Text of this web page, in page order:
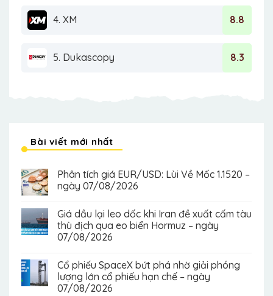
4. XM 8.8
5. Dukascopy 8.3
Bài viết mới nhất
Phân tích giá EUR/USD: Lùi Về Mốc 1.1520 –
ngày 07/08/2026
Giá dầu lại leo dốc khi Iran đề xuất cấm tàu
thù địch qua eo biển Hormuz – ngày
07/08/2026
Cổ phiếu SpaceX bứt phá nhờ giải phóng
lượng lớn cổ phiếu hạn chế – ngày
07/08/2026